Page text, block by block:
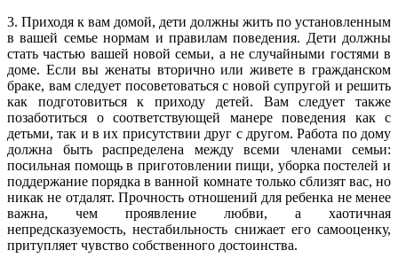
3. Приходя к вам домой, дети должны жить по установленным
в вашей семье нормам и правилам поведения. Дети должны
стать частью вашей новой семьи, а не случайными гостями в
доме. Если вы женаты вторично или живете в гражданском
браке, вам следует посоветоваться с новой супругой и решить
как подготовиться к приходу детей. Вам следует также
позаботиться о соответствующей манере поведения как с
детьми, так и в их присутствии друг с другом. Работа по дому
должна быть распределена между всеми членами семьи:
посильная помощь в приготовлении пищи, уборка постелей и
поддержание порядка в ванной комнате только сблизят вас, но
никак не отдалят. Прочность отношений для ребенка не менее
важна, чем проявление любви, а хаотичная
непредсказуемость, нестабильность снижает его самооценку,
притупляет чувство собственного достоинства.